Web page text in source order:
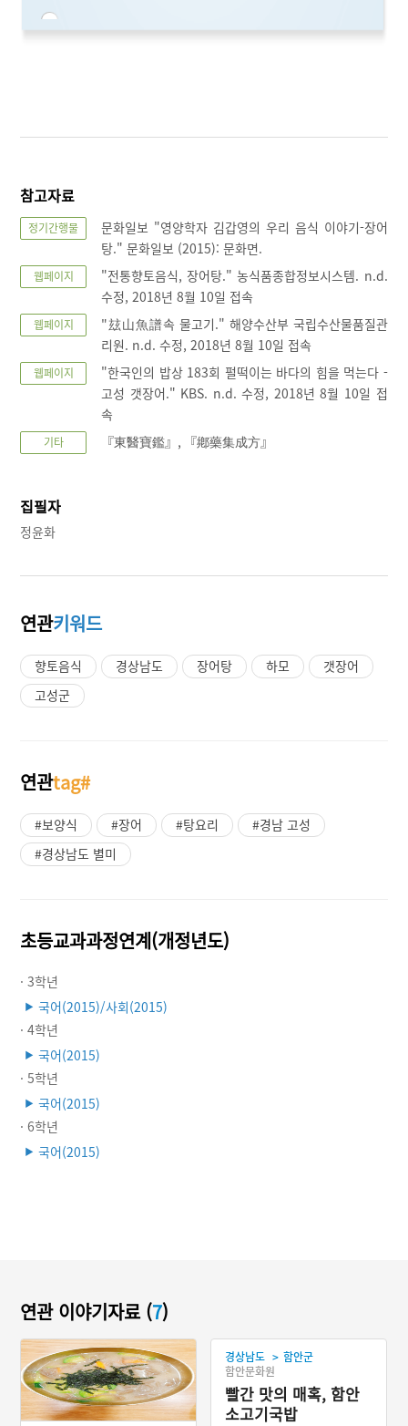
참고자료
정기간행물
문화일보 "영양학자 김갑영의 우리 음식 이야기-장어
탕." 문화일보 (2015): 문화면.
웹페이지
"전통향토음식, 장어탕." 농식품종합정보시스템. n.d.
수정, 2018년 8월 10일 접속
웹페이지
"玆山魚譜속 물고기." 해양수산부 국립수산물품질관
리원. n.d. 수정, 2018년 8월 10일 접속
웹페이지
"한국인의 밥상 183회 펄떡이는 바다의 힘을 먹는다 -
고성 갯장어." KBS. n.d. 수정, 2018년 8월 10일 접
속
기타 『東醫寶鑑』, 『鄕藥集成方』
집필자
정윤화
연관키워드
향토음식 경상남도 장어탕 하모
갯장어
고성군
연관tag#
#보양식 #장어 #탕요리
#경남 고성
#경상남도 별미
초등교과과정연계(개정년도)
· 3학년
▶ 국어(2015)/사회(2015)
· 4학년
▶ 국어(2015)
· 5학년
▶ 국어(2015)
· 6학년
▶ 국어(2015)
연관 이야기자료 (7)
경상남도 > 함안군
함안문화원
빨간 맛의 매혹, 함안
소고기국밥